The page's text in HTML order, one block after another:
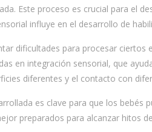
Este proceso es crucial para el
influye en el desarrollo de
dificultades para procesar
en integración sensorial, que
diferentes y el contacto con
es clave para que los
preparados para alcanzar hitos